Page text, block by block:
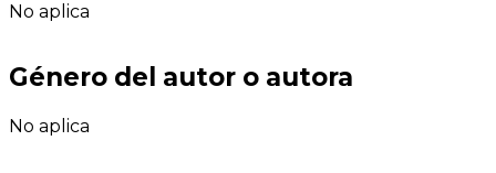
No aplica
Género del autor o autora
No aplica